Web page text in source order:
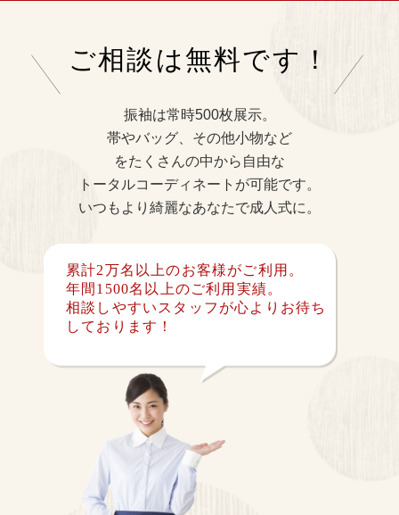
ご相談は無料です！
振袖は常時500枚展示。
帯やバッグ、その他小物など
をたくさんの中から自由な
トータルコーディネートが可能です。
いつもより綺麗なあなたで成人式に。
累計2万名以上のお客様がご利用。
年間1500名以上のご利用実績。
相談しやすいスタッフが心よりお待ち
しております！